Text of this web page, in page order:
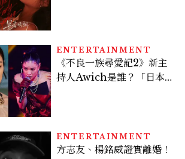
ENTERTAINMENT
《不良一族尋愛記2》新主
持人Awich是誰？「日本嘻
ENTERTAINMENT
方志友、楊銘威證實離婚！